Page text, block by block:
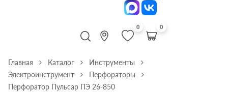
0 0
Главная Каталог
Инструменты
Электроинструмент
Перфораторы
Перфоратор Пульсар ПЭ 26-850